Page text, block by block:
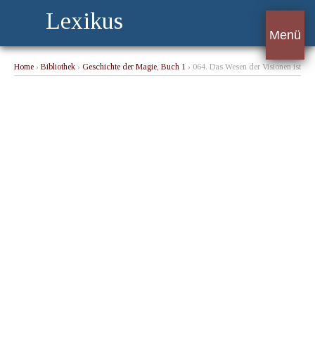
Lexikus
Menü
Home › Bibliothek › Geschichte der Magie, Buch 1 › 064. Das Wesen der Visionen ist